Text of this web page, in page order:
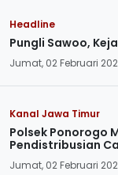
Headline
Pungli Sawoo,
Jumat, 02 Februari
Kanal Jawa Timur
Polsek Ponorogo
Pendistribusian
Jumat, 02 Februari